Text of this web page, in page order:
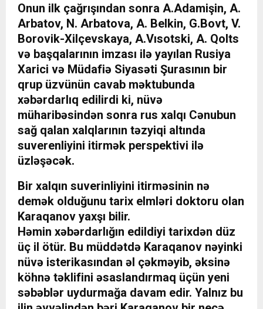
Onun ilk çağrışından sonra A.Adamişin, A.
Arbatov, N. Arbatova, A. Belkin, G.Bovt, V.
Borovik-Xilçevskaya, A.Vısotski, A. Qolts
və başqalarının imzası ilə yayılan Rusiya
Xarici və Müdafiə Siyasəti Şurasının bir
qrup üzvünün cavab məktubunda
xəbərdarlıq edilirdi ki, nüvə
müharibəsindən sonra rus xalqı Cənubun
sağ qalan xalqlarının təzyiqi altında
suverenliyini itirmək perspektivi ilə
üzləşəcək.
Bir xalqın suverinliyini itirməsinin nə
demək olduğunu tarix elmləri doktoru olan
Karaqanov yaxşı bilir.
Həmin xəbərdarlığın edildiyi tarixdən düz
üç il ötür. Bu müddətdə Karaqanov nəyinki
nüvə isterikasından əl çəkməyib, əksinə
köhnə təklifini əsaslandırmaq üçün yeni
səbəblər uydurmağa davam edir. Yalnız bu